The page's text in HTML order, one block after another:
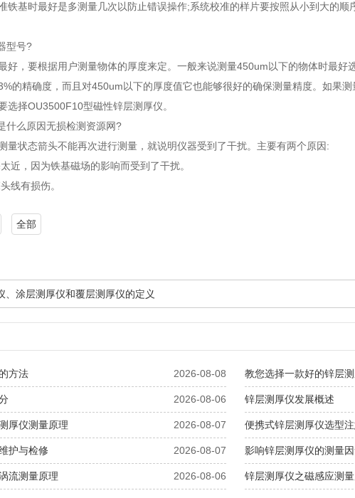
铁基时最好是多测量几次以防止错误操作;系统校准的样片要按照从小到大的
型号?
好，要根据用户测量物体的厚度来定。一般来说测量450um以下的物体时最
的精确度，而且对450um以下的厚度值它也能够很好的确保测量精度。如果
选择OU3500F10型磁性锌层测厚仪。
什么原因无损检测资源网?
量状态箭头不能再次进行测量，就说明仪器受到了干扰。主要有两个原因:
近，因为铁基磁场的影响而受到了干扰。
线有损伤。
全部
、涂层测厚仪和覆层测厚仪的定义
2026-08-08
方法 教您选择一款好的锌层
2026-08-06 锌层测厚仪发展概述
2026-08-07
厚仪测量原理 便携式锌层测厚仪选型
2026-08-07
护与检修 影响锌层测厚仪的测量
2026-08-06
流测量原理 锌层测厚仪之磁感应测